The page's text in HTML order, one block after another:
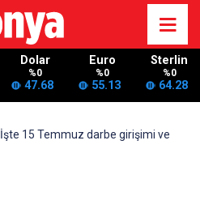
Dolar
%0
47.68
Euro
%0
55.13
Sterlin
%0
64.28
İşte 15 Temmuz darbe girişimi ve